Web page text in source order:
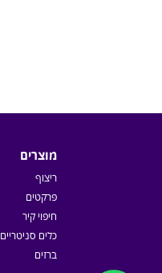
מוצרים
ריצוף
פרקטים
חיפוי קיר
כלים סניטריים
ברזים